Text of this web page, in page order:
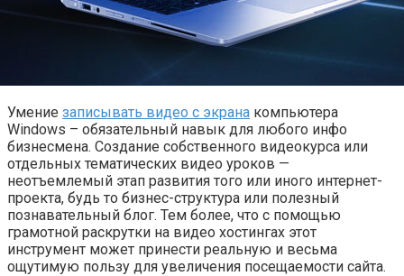
Умение записывать видео с экрана компьютера
Windows – обязательный навык для любого инфо
бизнесмена. Создание собственного видеокурса или
отдельных тематических видео уроков —
неотъемлемый этап развития того или иного интернет-
проекта, будь то бизнес-структура или полезный
познавательный блог. Тем более, что с помощью
грамотной раскрутки на видео хостингах этот
инструмент может принести реальную и весьма
ощутимую пользу для увеличения посещаемости сайта.